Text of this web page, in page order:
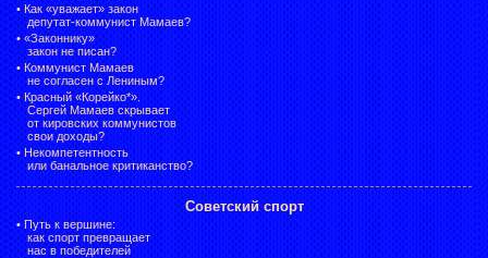
• Как «уважает» закон
депутат-коммунист Мамаев?
• «Законнику»
закон не писан?
• Коммунист Мамаев
не согласен с Лениным?
• Красный «Корейко*».
Сергей Мамаев скрывает
от кировских коммунистов
свои доходы?
• Некомпетентность
или банальное критиканство?
Советский спорт
• Путь к вершине:
как спорт превращает
нас в победителей